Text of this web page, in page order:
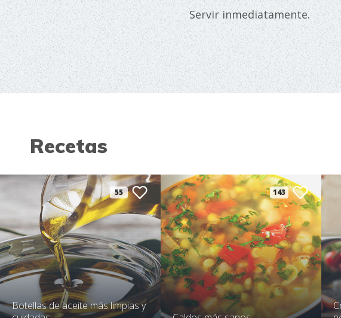
Servir inmediatamente.
Recetas
55
Botellas de aceite más limpias y
143